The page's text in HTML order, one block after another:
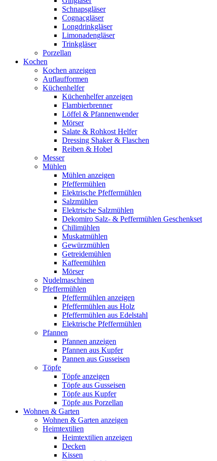
Schnapsgläser
Cognacgläser
Longdrinkgläser
Limonadengläser
Trinkgläser
Porzellan
Kochen
Kochen anzeigen
Auflaufformen
Küchenhelfer
Küchenhelfer anzeigen
Flambierbrenner
Löffel & Pfannenwender
Mörser
Salate & Rohkost Helfer
Dressing Shaker & Flaschen
Reiben & Hobel
Messer
Mühlen
Mühlen anzeigen
Pfeffermühlen
Elektrische Pfeffermühlen
Salzmühlen
Elektrische Salzmühlen
Dekomiro Salz- & Peffermühlen Geschenkset
Chilimühlen
Muskatmühlen
Gewürzmühlen
Getreidemühlen
Kaffeemühlen
Mörser
Nudelmaschinen
Pfeffermühlen
Pfeffermühlen anzeigen
Pfeffermühlen aus Holz
Pfeffermühlen aus Edelstahl
Elektrische Pfeffermühlen
Pfannen
Pfannen anzeigen
Pfannen aus Kupfer
Pannen aus Gusseisen
Töpfe
Töpfe anzeigen
Töpfe aus Gusseisen
Töpfe aus Kupfer
Töpfe aus Porzellan
Wohnen & Garten
Wohnen & Garten anzeigen
Heimtextilien
Heimtextilien anzeigen
Decken
Kissen